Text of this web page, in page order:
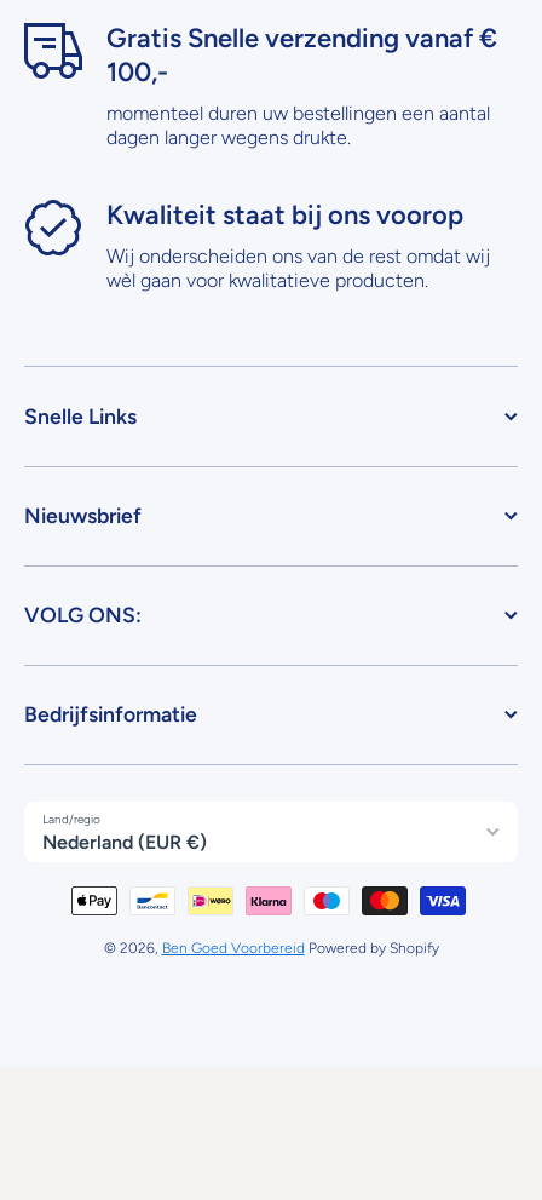
Gratis Snelle verzending vanaf €
100,-
momenteel duren uw bestellingen een aantal
dagen langer wegens drukte.
Kwaliteit staat bij ons voorop
Wij onderscheiden ons van de rest omdat wij
wèl gaan voor kwalitatieve producten.
Snelle Links
Nieuwsbrief
VOLG ONS:
Bedrijfsinformatie
Land/regio
Nederland (EUR €)
Betaalmethodes
© 2026, Ben Goed Voorbereid Powered by Shopify